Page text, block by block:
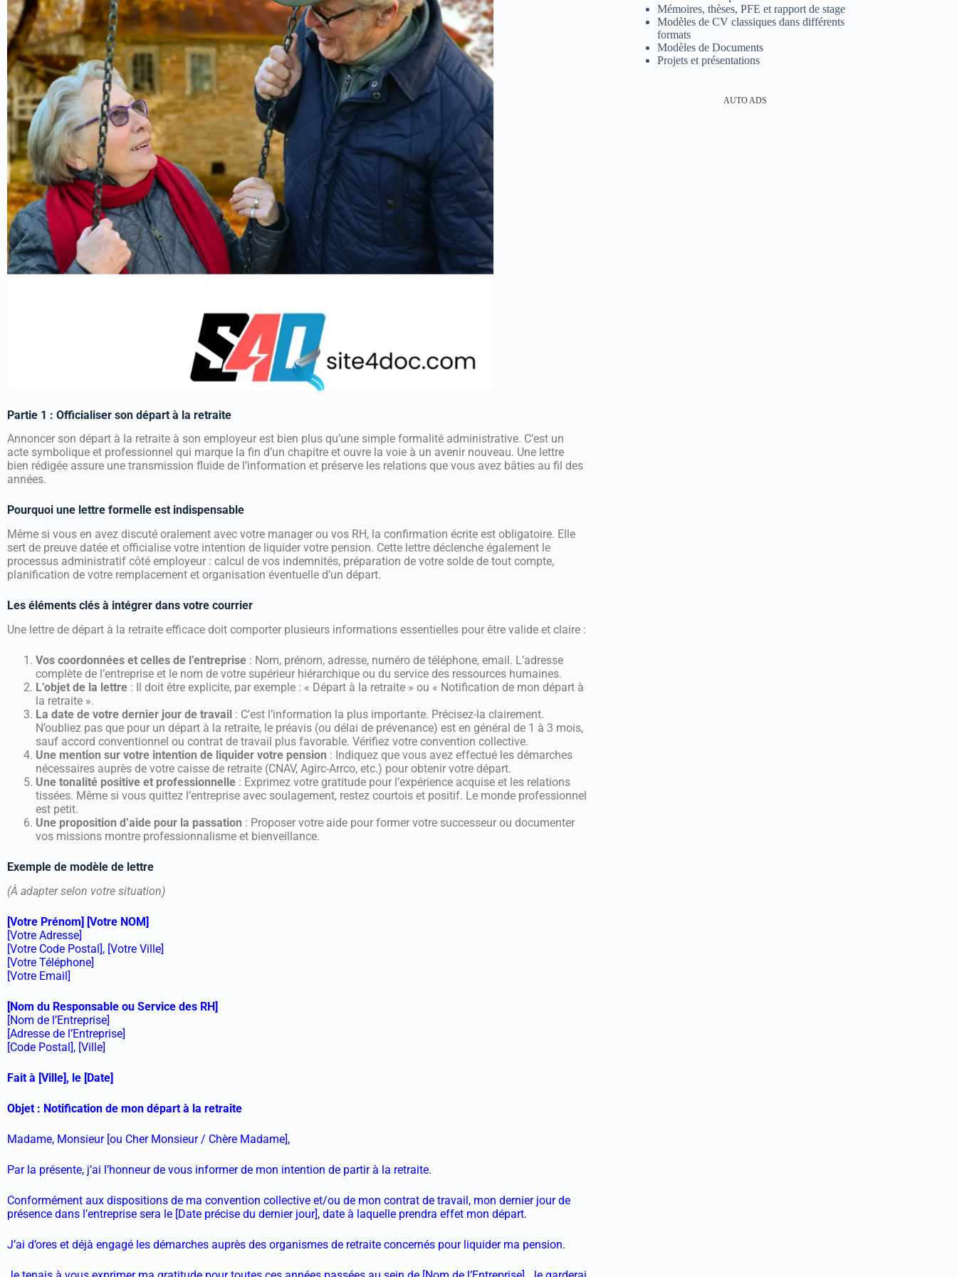
Partie 1 : Officialiser son départ à la retraite
Annoncer son départ à la retraite à son employeur est bien plus qu’une simple formalité administrative. C’est un
acte symbolique et professionnel qui marque la fin d’un chapitre et ouvre la voie à un avenir nouveau. Une lettre
bien rédigée assure une transmission fluide de l’information et préserve les relations que vous avez bâties au fil des
années.
Pourquoi une lettre formelle est indispensable
Même si vous en avez discuté oralement avec votre manager ou vos RH, la confirmation écrite est obligatoire. Elle
sert de preuve datée et officialise votre intention de liquider votre pension. Cette lettre déclenche également le
processus administratif côté employeur : calcul de vos indemnités, préparation de votre solde de tout compte,
planification de votre remplacement et organisation éventuelle d’un départ.
Les éléments clés à intégrer dans votre courrier
Une lettre de départ à la retraite efficace doit comporter plusieurs informations essentielles pour être valide et claire :
Vos coordonnées et celles de l’entreprise : Nom, prénom, adresse, numéro de téléphone, email. L’adresse
complète de l’entreprise et le nom de votre supérieur hiérarchique ou du service des ressources humaines.
L’objet de la lettre : Il doit être explicite, par exemple : « Départ à la retraite » ou « Notification de mon départ à
la retraite ».
La date de votre dernier jour de travail : C’est l’information la plus importante. Précisez-la clairement.
N’oubliez pas que pour un départ à la retraite, le préavis (ou délai de prévenance) est en général de 1 à 3 mois,
sauf accord conventionnel ou contrat de travail plus favorable. Vérifiez votre convention collective.
Une mention sur votre intention de liquider votre pension : Indiquez que vous avez effectué les démarches
nécessaires auprès de votre caisse de retraite (CNAV, Agirc-Arrco, etc.) pour obtenir votre départ.
Une tonalité positive et professionnelle : Exprimez votre gratitude pour l’expérience acquise et les relations
tissées. Même si vous quittez l’entreprise avec soulagement, restez courtois et positif. Le monde professionnel
est petit.
Une proposition d’aide pour la passation : Proposer votre aide pour former votre successeur ou documenter
vos missions montre professionnalisme et bienveillance.
Exemple de modèle de lettre
(À adapter selon votre situation)
[Votre Prénom] [Votre NOM]
[Votre Adresse]
[Votre Code Postal], [Votre Ville]
[Votre Téléphone]
[Votre Email]
[Nom du Responsable ou Service des RH]
[Nom de l’Entreprise]
[Adresse de l’Entreprise]
[Code Postal], [Ville]
Fait à [Ville], le [Date]
Objet : Notification de mon départ à la retraite
Madame, Monsieur [ou Cher Monsieur / Chère Madame],
Par la présente, j’ai l’honneur de vous informer de mon intention de partir à la retraite.
Conformément aux dispositions de ma convention collective et/ou de mon contrat de travail, mon dernier jour de
présence dans l’entreprise sera le [Date précise du dernier jour], date à laquelle prendra effet mon départ.
J’ai d’ores et déjà engagé les démarches auprès des organismes de retraite concernés pour liquider ma pension.
Mémoires, thèses, PFE et rapport de stage
Modèles de CV classiques dans différents
formats
Modèles de Documents
Projets et présentations
AUTO ADS